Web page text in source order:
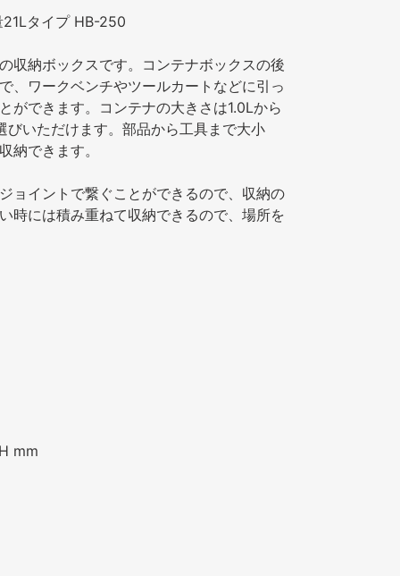
タイプ HB-250
収納ボックスです。コンテナボックスの後
、ワークベンチやツールカートなどに引っ
ができます。コンテナの大きさは1.0Lから
びいただけます。部品から工具まで大小
納できます。
ョイントで繋ぐことができるので、収納の
時には積み重ねて収納できるので、場所を
mm